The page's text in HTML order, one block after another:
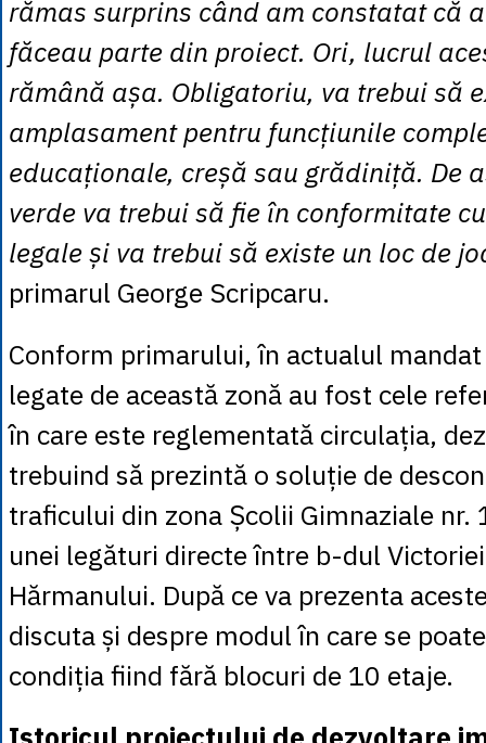
rămas surprins când am constatat că
făceau parte din proiect. Ori, lucrul
rămână așa. Obligatoriu, va trebui să
amplasament pentru funcțiunile
educaționale, creșă sau grădiniță. De
verde va trebui să fie în conformitate
legale și va trebui să existe un loc de
primarul George Scripcaru.
Conform primarului, în actualul
legate de această zonă au fost cele
în care este reglementată circulația,
trebuind să prezintă o soluție de
traficului din zona Școlii Gimnaziale nr.
unei legături directe între b-dul
Hărmanului. După ce va prezenta
discuta și despre modul în care se
condiția fiind fără blocuri de 10 etaje.